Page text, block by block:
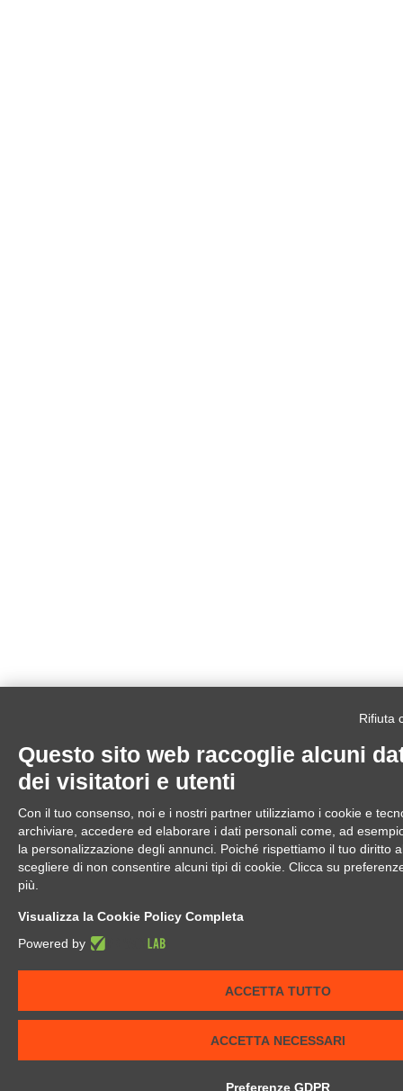
Rifiuta
Questo sito web raccoglie alcuni
dei visitatori e utenti
Con il tuo consenso, noi e i nostri partner utilizziamo i cookie e
archiviare, accedere ed elaborare i dati personali come, ad
la personalizzazione degli annunci. Poiché rispettiamo il tuo diritto
scegliere di non consentire alcuni tipi di cookie. Clicca su
più.
Visualizza la Cookie Policy Completa
Powered by
ACCETTA TUTTO
ACCETTA NECESSARI
Preferenze GDPR